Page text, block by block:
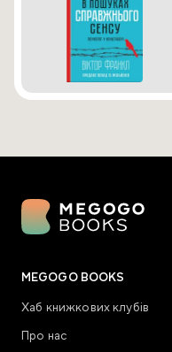
MEGOGO BOOKS
Хаб книжкових клубів
Про нас